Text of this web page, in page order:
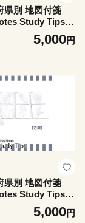
県別 地図付箋
Study Tips】
ップス) 九州｜付
地図 学習 付せん
ト 子供 子ども 孫
習 宿題 8種類 ブ
5,000円
県別 地図付箋
Study Tips】
ップス) 近畿｜付
地図 学習 付せん
5,000円